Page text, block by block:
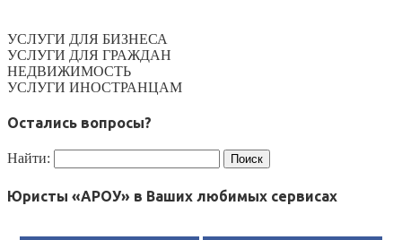
УСЛУГИ ДЛЯ БИЗНЕСА
УСЛУГИ ДЛЯ ГРАЖДАН
НЕДВИЖИМОСТЬ
УСЛУГИ ИНОСТРАНЦАМ
Остались вопросы?
Найти:
Юристы «АРОУ» в Ваших любимых сервисах